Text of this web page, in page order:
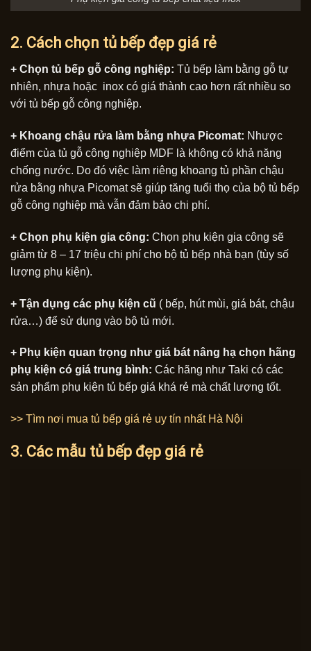
2. Cách chọn tủ bếp đẹp giá rẻ
+ Chọn tủ bếp gỗ công nghiệp: Tủ bếp làm bằng gỗ tự
nhiên, nhựa hoặc inox có giá thành cao hơn rất nhiều so
với tủ bếp gỗ công nghiệp.
+ Khoang chậu rửa làm bằng nhựa Picomat: Nhược
điểm của tủ gỗ công nghiệp MDF là không có khả năng
chống nước. Do đó việc làm riêng khoang tủ phần chậu
rửa bằng nhựa Picomat sẽ giúp tăng tuổi thọ của bộ tủ bếp
gỗ công nghiệp mà vẫn đảm bảo chi phí.
+ Chọn phụ kiện gia công: Chọn phụ kiện gia công sẽ
giảm từ 8 – 17 triệu chi phí cho bộ tủ bếp nhà bạn (tùy số
lượng phụ kiện).
+ Tận dụng các phụ kiện cũ ( bếp, hút mùi, giá bát, chậu
rửa…) để sử dụng vào bộ tủ mới.
+ Phụ kiện quan trọng như giá bát nâng hạ chọn hãng
phụ kiện có giá trung bình: Các hãng như Taki có các
sản phẩm phụ kiện tủ bếp giá khá rẻ mà chất lượng tốt.
>> Tìm nơi mua tủ bếp giá rẻ uy tín nhất Hà Nội
3. Các mẫu tủ bếp đẹp giá rẻ